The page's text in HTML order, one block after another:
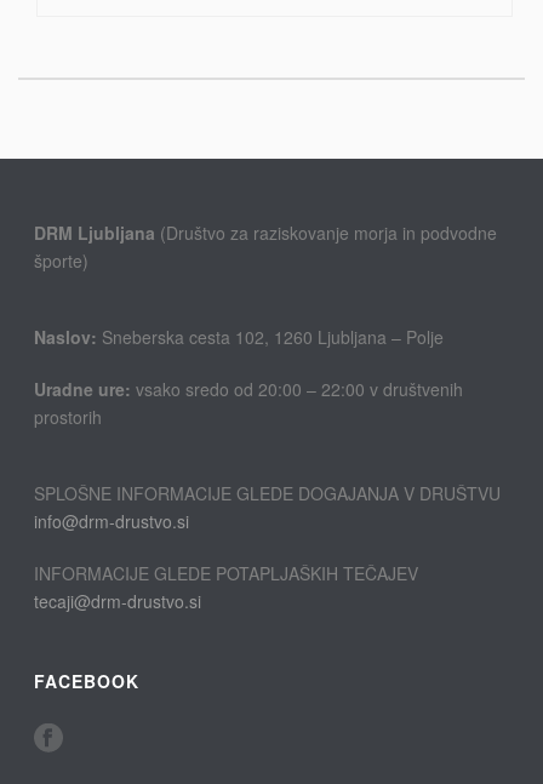
DRM Ljubljana (Društvo za raziskovanje morja in podvodne
športe)
Naslov: Sneberska cesta 102, 1260 Ljubljana – Polje
Uradne ure: vsako sredo od 20:00 – 22:00 v društvenih
prostorih
SPLOŠNE INFORMACIJE GLEDE DOGAJANJA V DRUŠTVU
info@drm-drustvo.si
INFORMACIJE GLEDE POTAPLJAŠKIH TEČAJEV
tecaji@drm-drustvo.si
FACEBOOK